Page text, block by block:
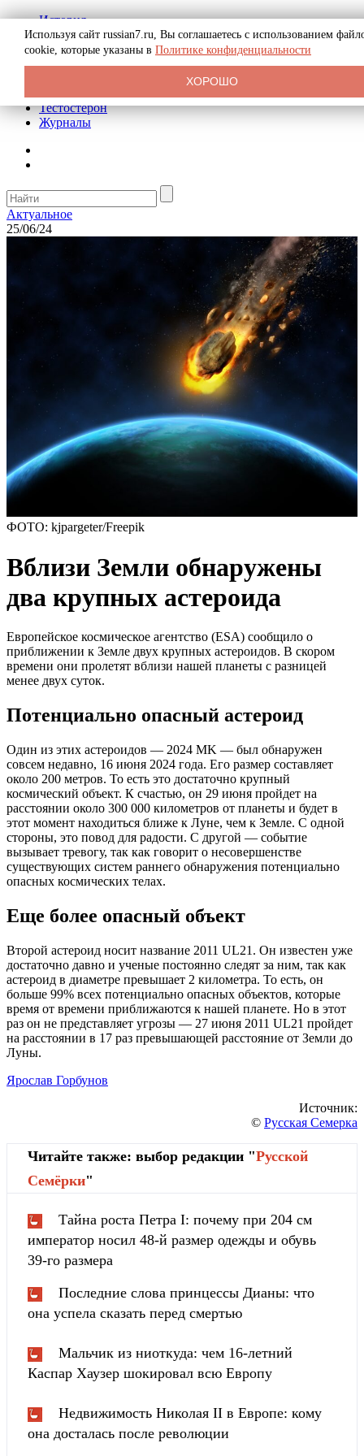
История
Биография
Криминал
Реклама на сайте
Тестостерон
Журналы
Актуальное
25/06/24
ФОТО: kjpargeter/Freepik
Вблизи Земли обнаружены
два крупных астероида
Европейское космическое агентство (ESA) сообщило о
приближении к Земле двух крупных астероидов. В скором
времени они пролетят вблизи нашей планеты с разницей
менее двух суток.
Потенциально опасный астероид
Один из этих астероидов — 2024 MK — был обнаружен
совсем недавно, 16 июня 2024 года. Его размер составляет
около 200 метров. То есть это достаточно крупный
космический объект. К счастью, он 29 июня пройдет на
расстоянии около 300 000 километров от планеты и будет в
этот момент находиться ближе к Луне, чем к Земле. С одной
стороны, это повод для радости. С другой — событие
вызывает тревогу, так как говорит о несовершенстве
существующих систем раннего обнаружения потенциально
опасных космических телах.
Еще более опасный объект
Второй астероид носит название 2011 UL21. Он известен уже
достаточно давно и ученые постоянно следят за ним, так как
астероид в диаметре превышает 2 километра. То есть, он
больше 99% всех потенциально опасных объектов, которые
время от времени приближаются к нашей планете. Но в этот
раз он не представляет угрозы — 27 июня 2011 UL21 пройдет
на расстоянии в 17 раз превышающей расстояние от Земли до
Луны.
Ярослав Горбунов
Источник:
© Русская Семерка
Читайте также: выбор редакции "Русской
Cемёрки"
Тайна роста Петра I: почему при 204 см
император носил 48-й размер одежды и обувь
39-го размера
Последние слова принцессы Дианы: что
она успела сказать перед смертью
Мальчик из ниоткуда: чем 16-летний
Каспар Хаузер шокировал всю Европу
Недвижимость Николая II в Европе: кому
она досталась после революции
Используя сайт russian7.ru, Вы соглашаетесь с использованием
cookie, которые указаны в Политике конфиденциальности
ХОРОШО